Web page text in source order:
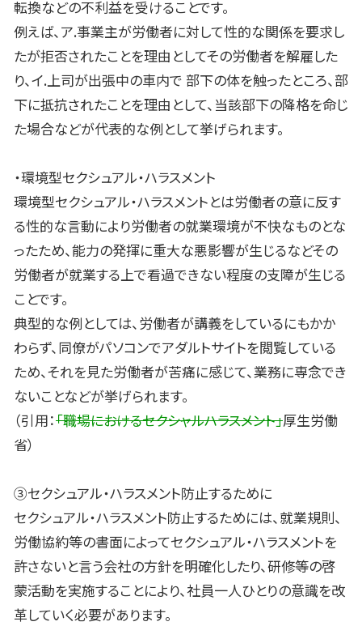
転換などの不利益を受けることです。
例えば、ア.事業主が労働者に対して性的な関係を要求し
たが拒否されたことを理由としてその労働者を解雇した
り、イ.上司が出張中の車内で 部下の体を触ったところ、部
下に抵抗されたことを理由として、当該部下の降格を命じ
た場合などが代表的な例として挙げられます。
・環境型セクシュアル・ハラスメント
環境型セクシュアル・ハラスメントとは労働者の意に反す
る性的な言動により労働者の就業環境が不快なものとな
ったため、能力の発揮に重大な悪影響が生じるなどその
労働者が就業する上で看過できない程度の支障が生じる
ことです。
典型的な例としては、労働者が講義をしているにもかか
わらず、同僚がパソコンでアダルトサイトを閲覧している
ため、それを見た労働者が苦痛に感じて、業務に専念でき
ないことなどが挙げられます。
（引用：「職場におけるセクシャルハラスメント」厚生労働
省）
③セクシュアル・ハラスメント防止するために
セクシュアル・ハラスメント防止するためには、就業規則、
労働協約等の書面によってセクシュアル・ハラスメントを
許さないと言う会社の方針を明確化したり、研修等の啓
蒙活動を実施することにより、社員一人ひとりの意識を改
革していく必要があります。